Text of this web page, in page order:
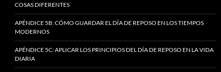
COSAS DIFERENTES
APÉNDICE 5B: CÓMO GUARDAR EL DÍA DE REPOSO EN LOS TIEMPOS
MODERNOS
APÉNDICE 5C: APLICAR LOS PRINCIPIOS DEL DÍA DE REPOSO EN LA VIDA
DIARIA